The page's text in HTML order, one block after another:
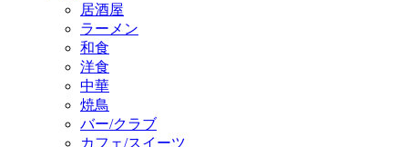
居酒屋
ラーメン
和食
洋食
中華
焼鳥
バー/クラブ
カフェ/スイーツ